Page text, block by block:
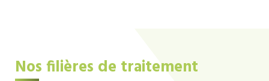
Nos filières de traitement